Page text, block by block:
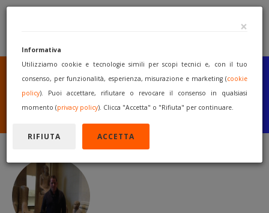
SEI UN COSTRUTTORE
O UN RIVENDITORE?
PUBBLICA GRATUITAMENTE
I TUOI MACCHINARI
INIZIA A VENDERE
×
Informativa
Utilizziamo cookie e tecnologie simili per scopi tecnici e, con il tuo
consenso, per funzionalità, esperienza, misurazione e marketing (cookie
policy). Puoi accettare, rifiutare o revocare il consenso in qualsiasi
momento (privacy policy). Clicca "Accetta" o "Rifiuta" per continuare.
RIFIUTA ACCETTA